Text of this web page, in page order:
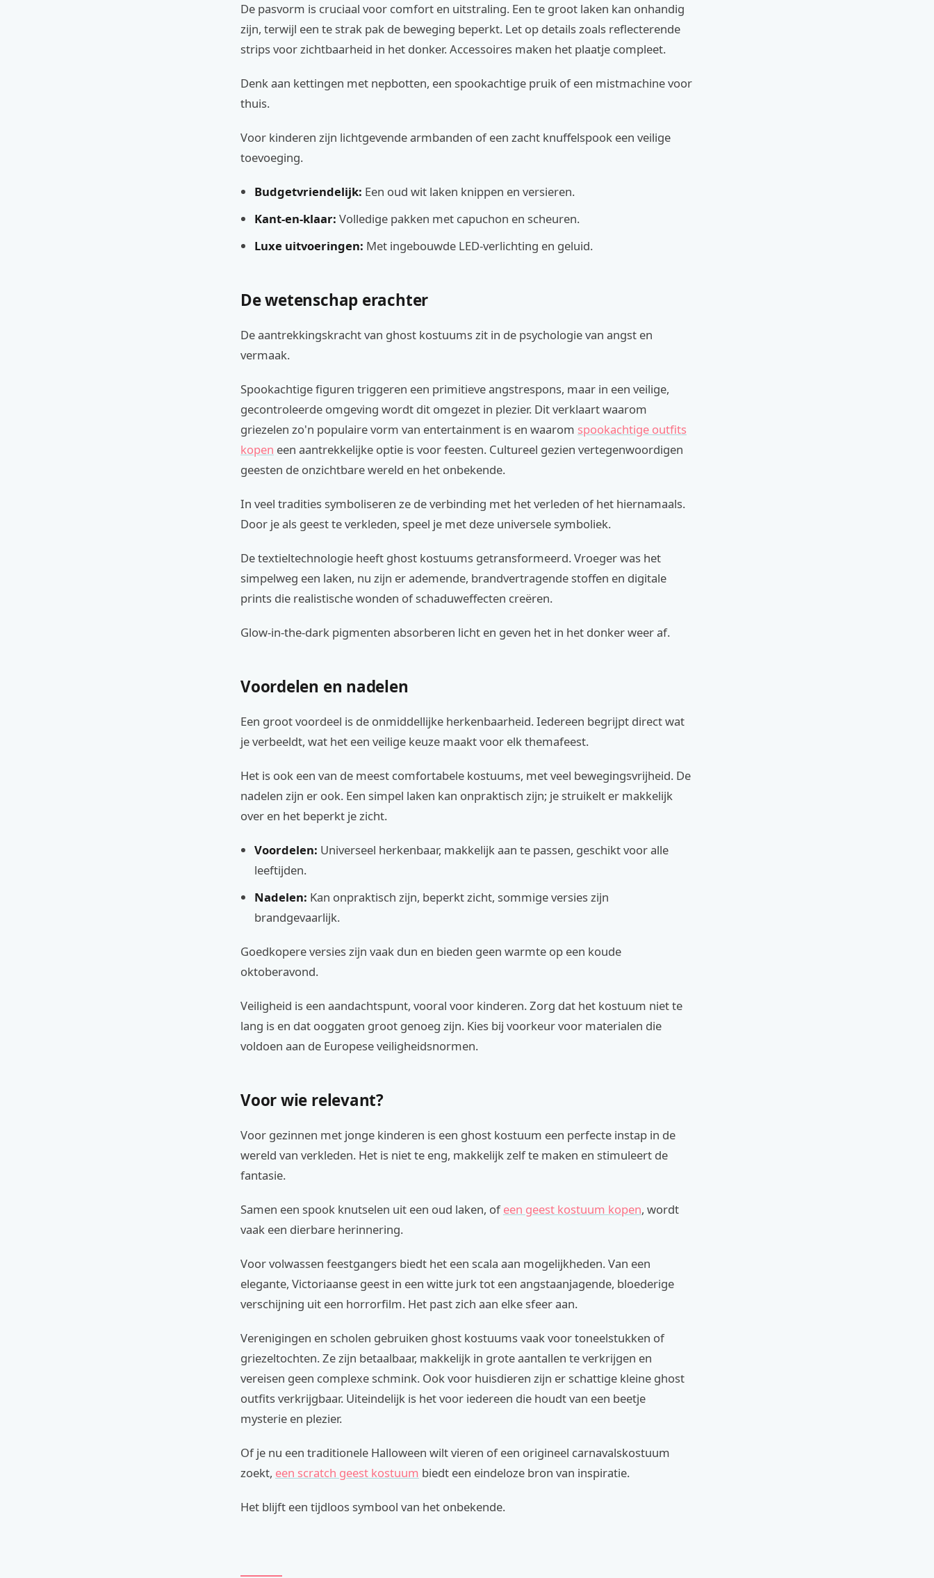
De pasvorm is cruciaal voor comfort en uitstraling. Een te groot laken kan onhandig
zijn, terwijl een te strak pak de beweging beperkt. Let op details zoals reflecterende
strips voor zichtbaarheid in het donker. Accessoires maken het plaatje compleet.
Denk aan kettingen met nepbotten, een spookachtige pruik of een mistmachine voor
thuis.
Voor kinderen zijn lichtgevende armbanden of een zacht knuffelspook een veilige
toevoeging.
Budgetvriendelijk: Een oud wit laken knippen en versieren.
Kant-en-klaar: Volledige pakken met capuchon en scheuren.
Luxe uitvoeringen: Met ingebouwde LED-verlichting en geluid.
De wetenschap erachter
De aantrekkingskracht van ghost kostuums zit in de psychologie van angst en
vermaak.
Spookachtige figuren triggeren een primitieve angstrespons, maar in een veilige,
gecontroleerde omgeving wordt dit omgezet in plezier. Dit verklaart waarom
griezelen zo'n populaire vorm van entertainment is en waarom spookachtige outfits
kopen een aantrekkelijke optie is voor feesten. Cultureel gezien vertegenwoordigen
geesten de onzichtbare wereld en het onbekende.
In veel tradities symboliseren ze de verbinding met het verleden of het hiernamaals.
Door je als geest te verkleden, speel je met deze universele symboliek.
De textieltechnologie heeft ghost kostuums getransformeerd. Vroeger was het
simpelweg een laken, nu zijn er ademende, brandvertragende stoffen en digitale
prints die realistische wonden of schaduweffecten creëren.
Glow-in-the-dark pigmenten absorberen licht en geven het in het donker weer af.
Voordelen en nadelen
Een groot voordeel is de onmiddellijke herkenbaarheid. Iedereen begrijpt direct wat
je verbeeldt, wat het een veilige keuze maakt voor elk themafeest.
Het is ook een van de meest comfortabele kostuums, met veel bewegingsvrijheid. De
nadelen zijn er ook. Een simpel laken kan onpraktisch zijn; je struikelt er makkelijk
over en het beperkt je zicht.
Voordelen: Universeel herkenbaar, makkelijk aan te passen, geschikt voor alle
leeftijden.
Nadelen: Kan onpraktisch zijn, beperkt zicht, sommige versies zijn
brandgevaarlijk.
Goedkopere versies zijn vaak dun en bieden geen warmte op een koude
oktoberavond.
Veiligheid is een aandachtspunt, vooral voor kinderen. Zorg dat het kostuum niet te
lang is en dat ooggaten groot genoeg zijn. Kies bij voorkeur voor materialen die
voldoen aan de Europese veiligheidsnormen.
Voor wie relevant?
Voor gezinnen met jonge kinderen is een ghost kostuum een perfecte instap in de
wereld van verkleden. Het is niet te eng, makkelijk zelf te maken en stimuleert de
fantasie.
Samen een spook knutselen uit een oud laken, ofeen geest kostuum kopen, wordt
vaak een dierbare herinnering.
Voor volwassen feestgangers biedt het een scala aan mogelijkheden. Van een
elegante, Victoriaanse geest in een witte jurk tot een angstaanjagende, bloederige
verschijning uit een horrorfilm. Het past zich aan elke sfeer aan.
Verenigingen en scholen gebruiken ghost kostuums vaak voor toneelstukken of
griezeltochten. Ze zijn betaalbaar, makkelijk in grote aantallen te verkrijgen en
vereisen geen complexe schmink. Ook voor huisdieren zijn er schattige kleine ghost
outfits verkrijgbaar. Uiteindelijk is het voor iedereen die houdt van een beetje
mysterie en plezier.
Of je nu een traditionele Halloween wilt vieren of een origineel carnavalskostuum
zoekt, een scratch geest kostuum biedt een eindeloze bron van inspiratie.
Het blijft een tijdloos symbool van het onbekende.